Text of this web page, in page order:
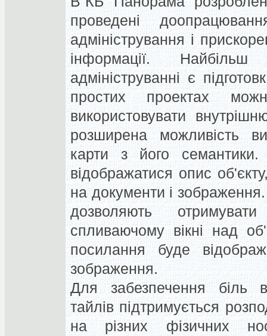
проведені
адміністрування і
інформації.
адмініструванні є
простих проектах
використовувати
розширена можливість
карти з його
відображатися опис
на документи і
дозволяють
спливаючому вікні над
посилання буде
зображення.
Для забезпечення біль
тайлів підтримується
на різних фізичних